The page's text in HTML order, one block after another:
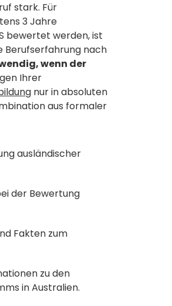
stark. Für
3 Jahre
bewertet werden, ist
Berufserfahrung nach
wenn der
Ihrer
nur in absoluten
aus formaler
ausländischer
der Bewertung
Fakten zum
zu den
in Australien.